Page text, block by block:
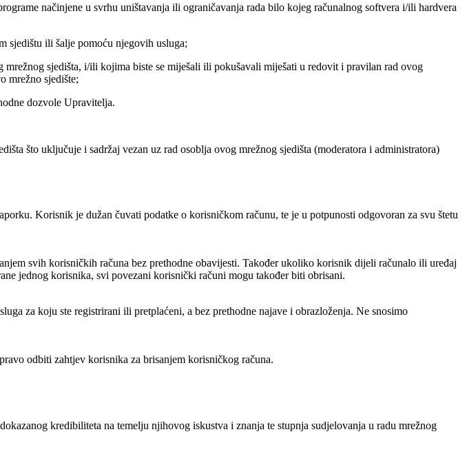
načinjene u svrhu uništavanja ili ograničavanja rada bilo kojeg računalnog softvera i/ili hardvera
sjedištu ili šalje pomoću njegovih usluga;
sjedišta, i/ili kojima biste se miješali ili pokušavali miješati u redovit i pravilan rad ovog
mrežno sjedište;
dozvole Upravitelja.
što uključuje i sadržaj vezan uz rad osoblja ovog mrežnog sjedišta (moderatora i administratora)
Korisnik je dužan čuvati podatke o korisničkom računu, te je u potpunosti odgovoran za svu štetu
svih korisničkih računa bez prethodne obavijesti. Također ukoliko korisnik dijeli računalo ili uređaj
jednog korisnika, svi povezani korisnički računi mogu također biti obrisani.
za koju ste registrirani ili pretplaćeni, a bez prethodne najave i obrazloženja. Ne snosimo
odbiti zahtjev korisnika za brisanjem korisničkog računa.
kredibiliteta na temelju njihovog iskustva i znanja te stupnja sudjelovanja u radu mrežnog